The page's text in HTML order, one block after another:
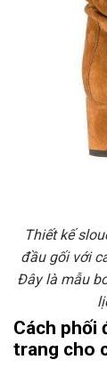
Thiết kế
đầu gối với
Đây là mẫu
Cách phối
trang cho